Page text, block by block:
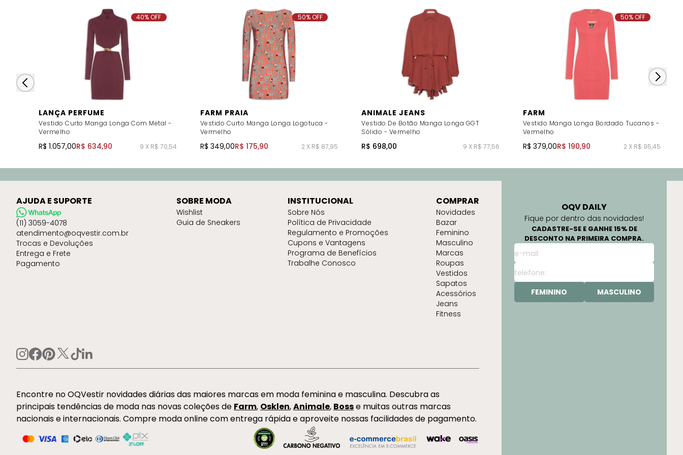
LANÇA PERFUME
Vestido Curto Manga Longa Com Metal -
Vermelho
R$ 1.057,00R$ 634,90 9 X R$ 70,54
40% OFF
FARM PRAIA
Vestido Curto Manga Longa Logotuca -
Vermelho
R$ 349,00R$ 175,90 2 X R$ 87,95
50% OFF
ANIMALE JEANS
Vestido De Botão Manga Longa GGT
Sólido - Vermelho
R$ 698,00 9 X R$ 77,56
FARM
Vestido Manga Longa Bordado Tucanos -
Vermelho
R$ 379,00R$ 190,90 2 X R$ 95,45
50% OFF
OQV DAILY
Fique por dentro das novidades!
CADASTRE-SE E GANHE 15% DE
DESCONTO NA PRIMEIRA COMPRA.
FEMININO MASCULINO
AJUDA E SUPORTE
(11) 3059-4078
atendimento@oqvestir.com.br
Trocas e Devoluções
Entrega e Frete
Pagamento
SOBRE MODA
Wishlist
Guia de Sneakers
INSTITUCIONAL
Sobre Nós
Política de Privacidade
Regulamento e Promoções
Cupons e Vantagens
Programa de Benefícios
Trabalhe Conosco
COMPRAR
Novidades
Bazar
Feminino
Masculino
Marcas
Roupas
Vestidos
Sapatos
Acessórios
Jeans
Fitness
Encontre no OQVestir novidades diárias das maiores marcas em moda feminina e masculina. Descubra as
principais tendências de moda nas novas coleções de Farm, Osklen,Animale, Bosse muitas outras marcas
nacionais e internacionais. Compre moda online com entrega rápida e aproveite nossas facilidades de pagamento.